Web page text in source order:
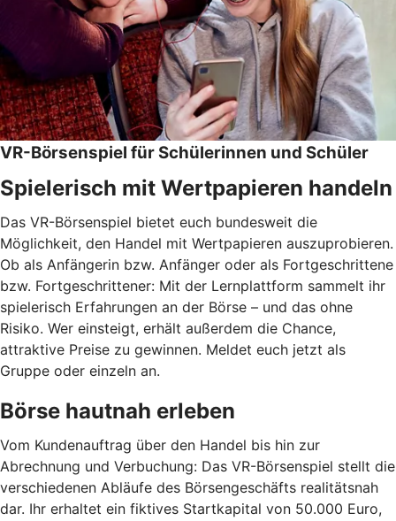
VR-Börsenspiel für Schülerinnen und Schüler
Spielerisch mit Wertpapieren handeln
Das VR-Börsenspiel bietet euch bundesweit die
Möglichkeit, den Handel mit Wertpapieren auszuprobieren.
Ob als Anfängerin bzw. Anfänger oder als Fortgeschrittene
bzw. Fortgeschrittener: Mit der Lernplattform sammelt ihr
spielerisch Erfahrungen an der Börse – und das ohne
Risiko. Wer einsteigt, erhält außerdem die Chance,
attraktive Preise zu gewinnen. Meldet euch jetzt als
Gruppe oder einzeln an.
Börse hautnah erleben
Vom Kundenauftrag über den Handel bis hin zur
Abrechnung und Verbuchung: Das VR-Börsenspiel stellt die
verschiedenen Abläufe des Börsengeschäfts realitätsnah
dar. Ihr erhaltet ein fiktives Startkapital von 50.000 Euro,